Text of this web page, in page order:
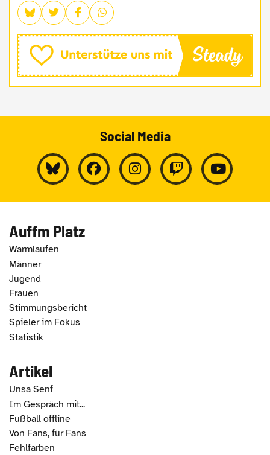
Social Media
Auffm Platz
Warmlaufen
Männer
Jugend
Frauen
Stimmungsbericht
Spieler im Fokus
Statistik
Artikel
Unsa Senf
Im Gespräch mit...
Fußball offline
Von Fans, für Fans
Fehlfarben